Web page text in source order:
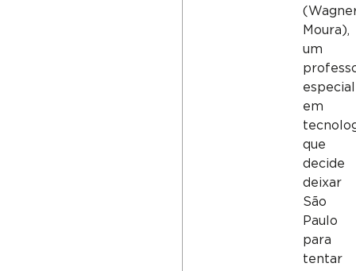
Moura),
um
em
que
decide
deixar
São
Paulo
para
tentar